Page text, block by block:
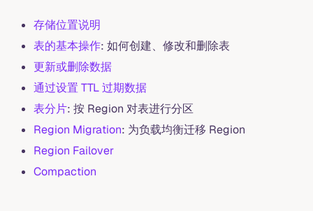
存储位置说明
表的基本操作: 如何创建、修改和删除表
更新或删除数据
通过设置 TTL 过期数据
表分片: 按 Region 对表进行分区
Region Migration: 为负载均衡迁移 Region
Region Failover
Compaction